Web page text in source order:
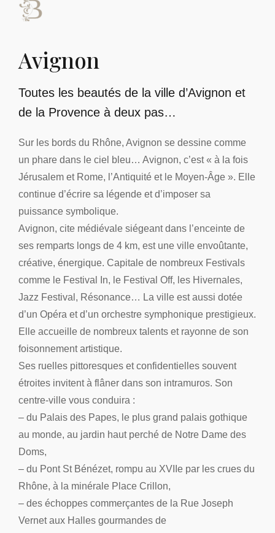
Avignon
Toutes les beautés de la ville d’Avignon et
de la Provence à deux pas…
Sur les bords du Rhône, Avignon se dessine comme
un phare dans le ciel bleu… Avignon, c’est « à la fois
Jérusalem et Rome, l’Antiquité et le Moyen-Âge ». Elle
continue d’écrire sa légende et d’imposer sa
puissance symbolique.
Avignon, cite médiévale siégeant dans l’enceinte de
ses remparts longs de 4 km, est une ville envoûtante,
créative, énergique. Capitale de nombreux Festivals
comme le Festival In, le Festival Off, les Hivernales,
Jazz Festival, Résonance… La ville est aussi dotée
d’un Opéra et d’un orchestre symphonique prestigieux.
Elle accueille de nombreux talents et rayonne de son
foisonnement artistique.
Ses ruelles pittoresques et confidentielles souvent
étroites invitent à flâner dans son intramuros. Son
centre-ville vous conduira :
– du Palais des Papes, le plus grand palais gothique
au monde, au jardin haut perché de Notre Dame des
Doms,
– du Pont St Bénézet, rompu au XVIIe par les crues du
Rhône, à la minérale Place Crillon,
– des échoppes commerçantes de la Rue Joseph
Vernet aux Halles gourmandes de